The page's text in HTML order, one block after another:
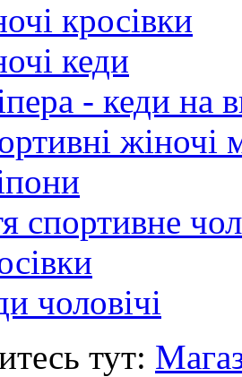
кросівки
кеди
- кеди на
жіночі
спортивне
чоловічі
тут: